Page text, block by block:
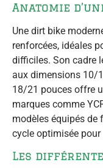
Anatomie
Une dirt bike
renforcées, idéales
difficiles. Son cadre
aux dimensions 10/
18/21 pouces offre
marques comme
modèles équipés de
cycle optimisée
Les